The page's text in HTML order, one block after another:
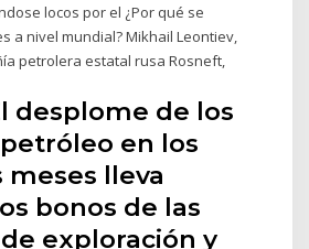
locos por el ¿Por qué se
a nivel mundial? Mikhail Leontiev,
petrolera estatal rusa Rosneft,
desplome de los
en los
lleva
bonos de las
exploración y